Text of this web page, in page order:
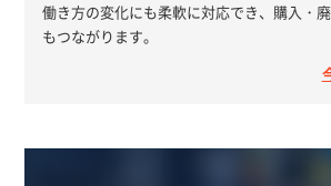
働き方の変化にも柔軟に対応でき、購入・
もつながります。